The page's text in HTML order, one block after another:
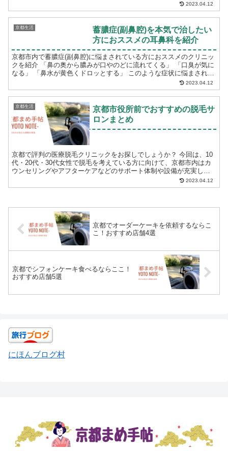
2023.04.12
京都生活
蓄膿症(副鼻腔)を本気で治したい
方におススメの耳鼻科を紹介
京都市内で蓄膿症(副鼻腔)に悩まされている方におススメのクリニッ
クを紹介 「鼻の奥から膿みが口やのどに流れてくる」 「口臭が気に
なる」 「鼻水が黄色くドロッとする」 このような症状に悩まされて
2023.04.12
京都生活
京都市役所前でおすすめの脱毛サ
ロンまとめ
京都で評判の医療脱毛クリニックをお探しでしょうか？ 今回は、10
代・20代・30代女性で脱毛を考えている方に向けて、京都市内はカ
ウンセリングやアフターケアなどのサポート体制や設備が充実して
2023.04.12
京都でオーダーケーキを依頼するならこ
こ！おすすめ店舗4選
京都でシフォンケーキ食べるならここ！
おすすめ店舗5選
にほんブログ村